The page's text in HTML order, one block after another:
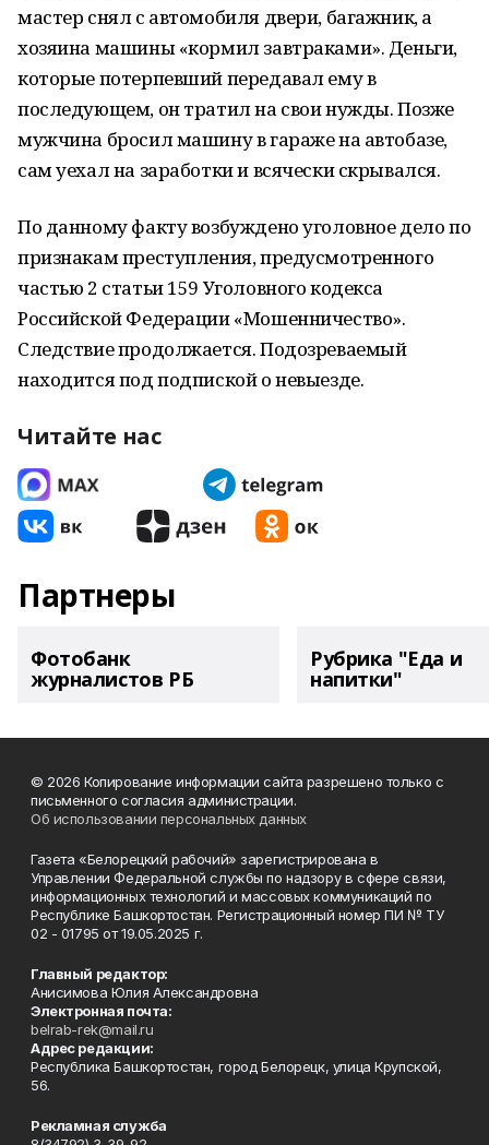
мастер снял с автомобиля двери, багажник, а
хозяина машины «кормил завтраками». Деньги,
которые потерпевший передавал ему в
последующем, он тратил на свои нужды. Позже
мужчина бросил машину в гараже на автобазе,
сам уехал на заработки и всячески скрывался.
По данному факту возбуждено уголовное дело по
признакам преступления, предусмотренного
частью 2 статьи 159 Уголовного кодекса
Российской Федерации «Мошенничество».
Следствие продолжается. Подозреваемый
находится под подпиской о невыезде.
Читайте нас
Партнеры
Фотобанк
журналистов РБ
Рубрика "Еда и
напитки"
© 2026 Копирование информации сайта разрешено только с
письменного согласия администрации.
Об использовании персональных данных
Газета «Белорецкий рабочий» зарегистрирована в
Управлении Федеральной службы по надзору в сфере связи,
информационных технологий и массовых коммуникаций по
Республике Башкортостан. Регистрационный номер ПИ № ТУ
02 - 01795 от 19.05.2025 г.
Главный редактор:
Анисимова Юлия Александровна
Электронная почта:
belrab-rek@mail.ru
Адрес редакции:
Республика Башкортостан, город Белорецк, улица Крупской,
56.
Рекламная служба